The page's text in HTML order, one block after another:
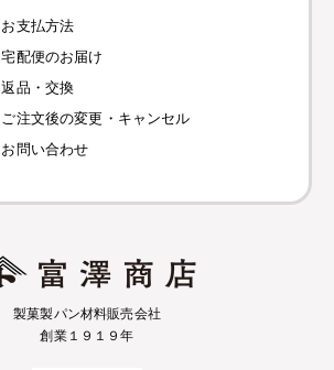
お支払方法
宅配便のお届け
返品・交換
ご注文後の変更・キャンセル
お問い合わせ
製菓製パン材料販売会社
創業１９１９年